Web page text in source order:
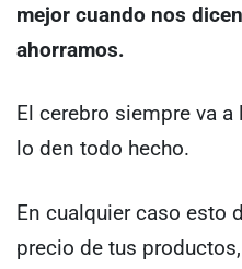
mejor cuando nos
ahorramos.
El cerebro siempre va
lo den todo hecho.
En cualquier caso esto
precio de tus